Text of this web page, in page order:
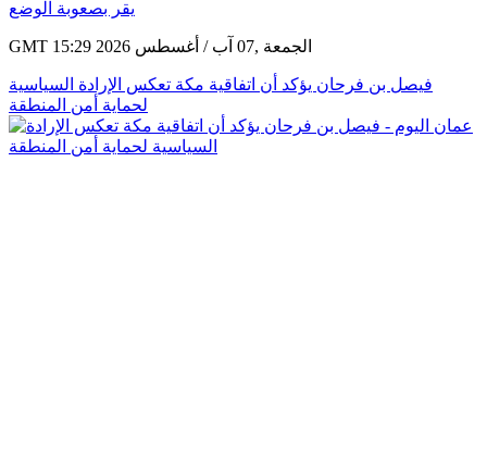
GMT 15:29 2026 الجمعة ,07 آب / أغسطس
فيصل بن فرحان يؤكد أن اتفاقية مكة تعكس الإرادة السياسية
لحماية أمن المنطقة